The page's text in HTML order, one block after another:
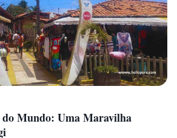
Mundo: Uma Maravilha